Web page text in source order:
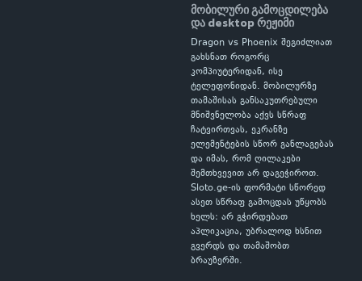
მობილური გამოცდილება
და desktop რეჟიმი
Dragon vs Phoenix შეგიძლიათ
გახსნათ როგორც
კომპიუტერიდან, ისე
ტელეფონიდან. მობილურზე
თამაშისას განსაკუთრებული
მნიშვნელობა აქვს სწრაფ
ჩატვირთვას, ეკრანზე
ელემენტების სწორ განლაგებას
და იმას, რომ ღილაკები
შემთხვევით არ დაგეჭიროთ.
Sloto.ge-ის ფორმატი სწორედ
ასეთ სწრაფ გამოცდას უწყობს
ხელს: არ გჭირდებათ
აპლიკაცია, უბრალოდ ხსნით
გვერდს და თამაშობთ
ბრაუზერში.